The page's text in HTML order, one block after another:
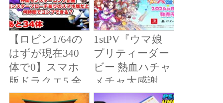
！！！！！！！
ぺこ！【ホロラ
イブ/兎田ぺこ
ら】※ネタバレ
あり
【ロビン1/64の
はずが現在340
体で0】スマホ
版ドラクエ5 全
モンスター仲間
1stPV『ウマ娘
プリティーダー
ビー 熱血ハチャ
メチャ大感謝
祭！』